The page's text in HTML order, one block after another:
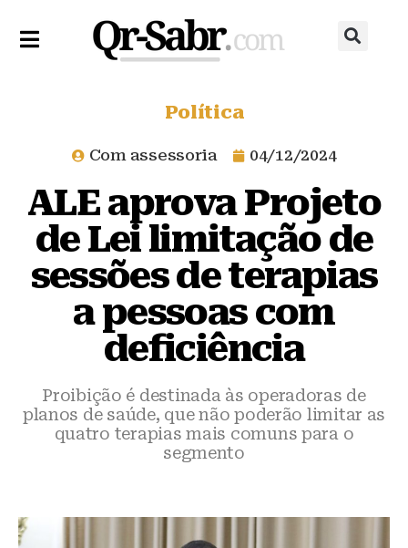
Política
Com assessoria 04/12/2024
ALE aprova Projeto
de Lei limitação de
sessões de terapias
a pessoas com
deficiência
Proibição é destinada às operadoras de
planos de saúde, que não poderão limitar as
quatro terapias mais comuns para o
segmento